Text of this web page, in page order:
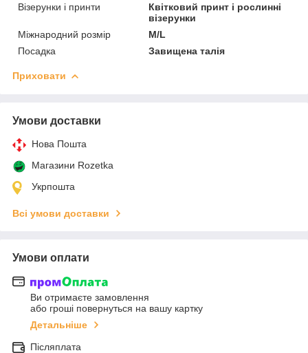
Візерунки і принти
Квітковий принт і рослинні
візерунки
Міжнародний розмір
M/L
Посадка
Завищена талія
Приховати
Умови доставки
Нова Пошта
Магазини Rozetka
Укрпошта
Всі умови доставки
Умови оплати
Ви отримаєте замовлення
або гроші повернуться на вашу картку
Детальніше
Післяплата